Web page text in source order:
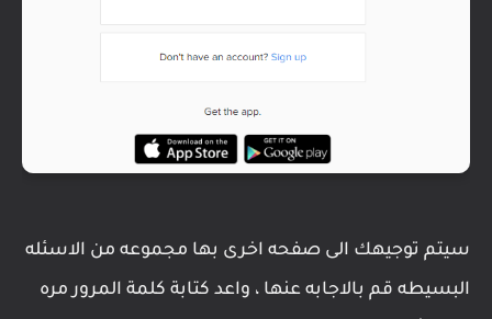
سيتم توجيهك الى صفحه اخرى بها مجموعه من الاسئله
البسيطه قم بالاجابه عنها ، واعد كتابة كلمة المرور مره